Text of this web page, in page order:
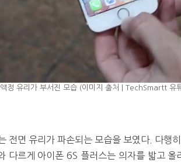
정 유리가 부서진 모습 (이미지 출처 | TechSmartt 유
전면 유리가 파손되는 모습을 보였다. 다행
다르게 아이폰 6S 플러스는 의자를 밟고 올